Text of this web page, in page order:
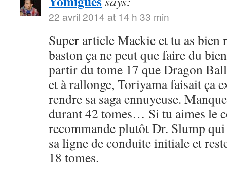
22 avril 2014 at 14 h 33 min
Super article Mackie et tu as bien
baston ça ne peut que faire du
partir du tome 17 que Dragon
et à rallonge, Toriyama faisait ça
rendre sa saga ennuyeuse.
durant 42 tomes… Si tu aimes le
recommande plutôt Dr. Slump qui
sa ligne de conduite initiale et
18 tomes.